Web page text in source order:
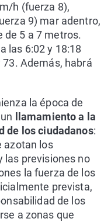
h (fuerza 8),
9) mar adentro,
de 5 a 7 metros.
las 6:02 y 18:18
Además, habrá
la época de
llamamiento a la
de los ciudadanos:
azotan los
las previsiones no
la fuerza de los
prevista,
de los
a zonas que